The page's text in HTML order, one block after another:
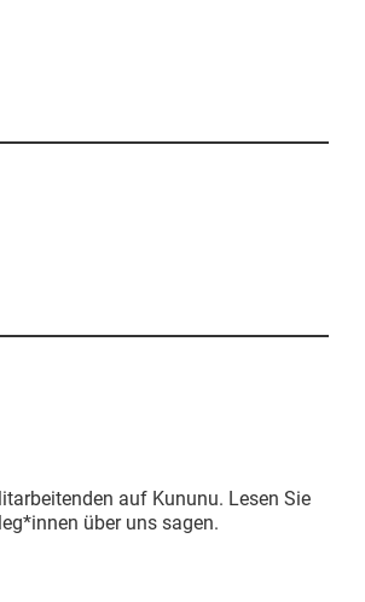
auf Kununu. Lesen Sie
über uns sagen.